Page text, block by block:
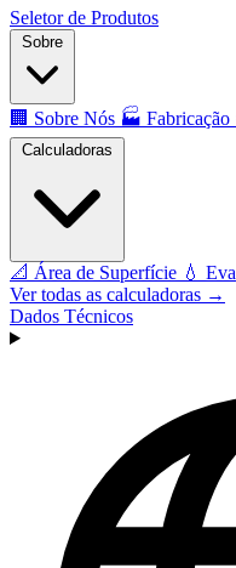
Seletor de Produtos
🏢 Sobre Nós 🏭 Fabricação
📐 Área de Superfície 💧
Ver todas as calculadoras →
Dados Técnicos